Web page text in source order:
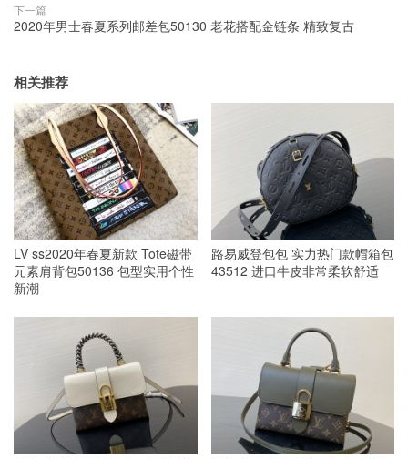
下一篇
2020年男士春夏系列邮差包50130 老花搭配金链条 精致复古
相关推荐
LV ss2020年春夏新款 Tote磁带
元素肩背包50136 包型实用个性
新潮
路易威登包包 实力热门款帽箱包
43512 进口牛皮非常柔软舒适